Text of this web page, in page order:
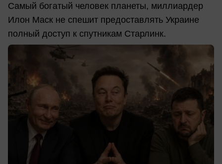
Самый богатый человек планеты, миллиардер
Илон Маск не спешит предоставлять Украине
полный доступ к спутникам Старлинк.